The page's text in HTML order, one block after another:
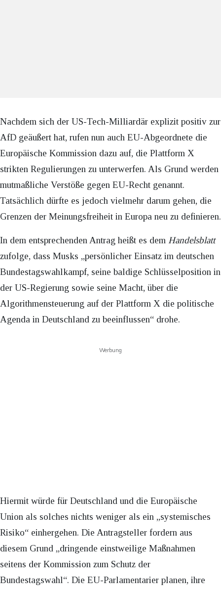
Nachdem sich der US-Tech-Milliardär explizit positiv zur
AfD geäußert hat, rufen nun auch EU-Abgeordnete die
Europäische Kommission dazu auf, die Plattform X
strikten Regulierungen zu unterwerfen. Als Grund werden
mutmaßliche Verstöße gegen EU-Recht genannt.
Tatsächlich dürfte es jedoch vielmehr darum gehen, die
Grenzen der Meinungsfreiheit in Europa neu zu definieren.
In dem entsprechenden Antrag heißt es dem Handelsblatt
zufolge, dass Musks „persönlicher Einsatz im deutschen
Bundestagswahlkampf, seine baldige Schlüsselposition in
der US-Regierung sowie seine Macht, über die
Algorithmensteuerung auf der Plattform X die politische
Agenda in Deutschland zu beeinflussen“ drohe.
Werbung
Hiermit würde für Deutschland und die Europäische
Union als solches nichts weniger als ein „systemisches
Risiko“ einhergehen. Die Antragsteller fordern aus
diesem Grund „dringende einstweilige Maßnahmen
seitens der Kommission zum Schutz der
Bundestagswahl“. Die EU-Parlamentarier planen, ihre